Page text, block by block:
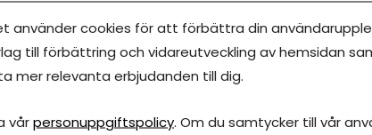
Annonsera
använder cookies för att förbättra din
till förbättring och vidareutveckling av hemsidan
mer relevanta erbjudanden till dig.
vårpersonuppgiftspolicy. Om du samtycker till vår